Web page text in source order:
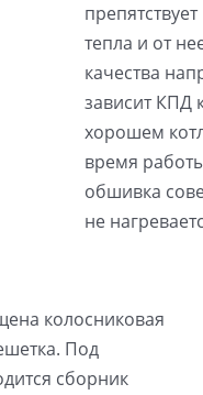
тепла и от
качества
зависит КПД
хорошем
время
обшивка
не
колосниковая
Под
сборник